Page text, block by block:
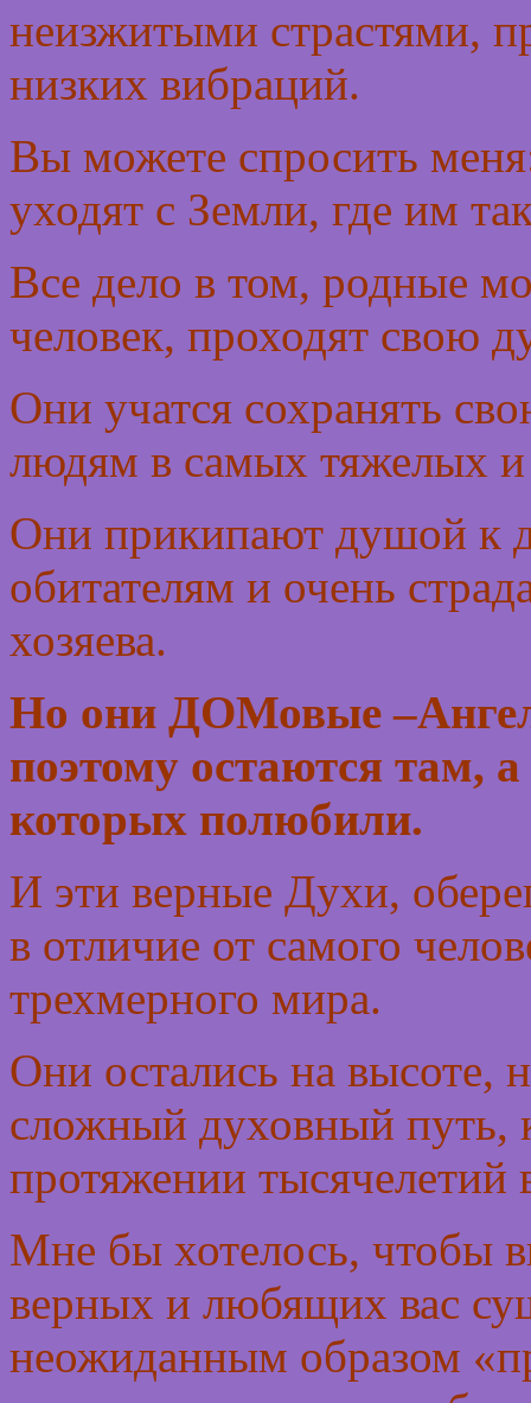
неизжитыми страстями,
низких вибраций.
Вы можете спросить
уходят с Земли, где им
Все дело в том, родные
человек, проходят свою
Они учатся сохранять
людям в самых тяжелых
Они прикипают душой к
обитателям и очень
хозяева.
Но они ДОМовые
поэтому остаются там,
которых полюбили.
И эти верные Духи,
в отличие от самого
трехмерного мира.
Они остались на высоте,
сложный духовный путь,
протяжении тысячелетий
Мне бы хотелось, чтобы
верных и любящих вас
неожиданным образом